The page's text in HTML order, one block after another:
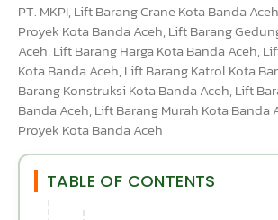
PT. MKPI, Lift Barang Crane Kota Banda
Proyek Kota Banda Aceh, Lift Barang
Aceh, Lift Barang Harga Kota Banda Aceh,
Kota Banda Aceh, Lift Barang Katrol Kota
Barang Konstruksi Kota Banda Aceh, Lift
Banda Aceh, Lift Barang Murah Kota Banda
Proyek Kota Banda Aceh
TABLE OF CONTENTS